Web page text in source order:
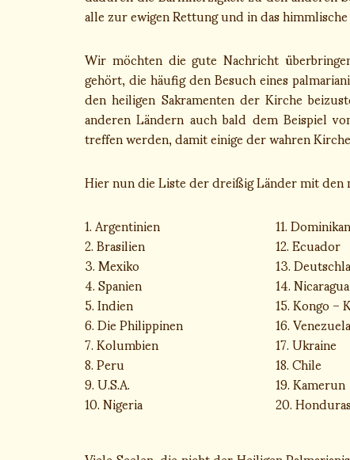
alle zur ewigen Rettung und in das
Wir möchten die gute Nachricht
gehört, die häufig den Besuch eines
den heiligen Sakramenten der Kirche
anderen Ländern auch bald dem Beispiel
treffen werden, damit einige der wahren
Hier nun die Liste der dreißig Länder mit
1. Argentinien
2. Brasilien
3. Mexiko
4. Spanien
5. Indien
6. Die Philippinen
7. Kolumbien
8. Peru
9. U.S.A.
10. Nigeria
11.
12. Ecuador
13.
14. Nicaragua
15. Kongo –
16. Venezuela
17. Ukraine
18. Chile
19. Kamerun
20.